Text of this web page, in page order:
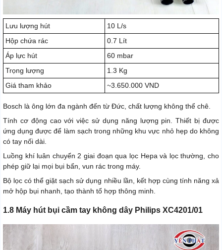
Lưu lượng hút
10 L/s
Hộp chứa rác
0.7 Lít
Áp lực hút
60 mbar
Trọng lượng
1.3 Kg
Giá tham khảo
~3.650.000 VND
Bosch là ông lớn đa ngành đến từ Đức, chất lượng không thể chê.
Tính cơ động cao với việc sử dụng năng lượng pin. Thiết bị được
ứng dụng được để làm sạch trong những khu vực nhỏ hẹp do không
có tay nối dài.
Luồng khí luân chuyển 2 giai đoạn qua lọc Hepa và lọc thường, cho
phép giữ lại mọi bụi bẩn, vun rác trong máy.
Bộ lọc có thể giặt sạch sử dụng nhiều lần, kết hợp cùng tính năng xả
mở hộp bụi nhanh, tạo thành tổ hợp thông minh.
1.8 Máy hút bụi cầm tay không dây Philips XC4201/01